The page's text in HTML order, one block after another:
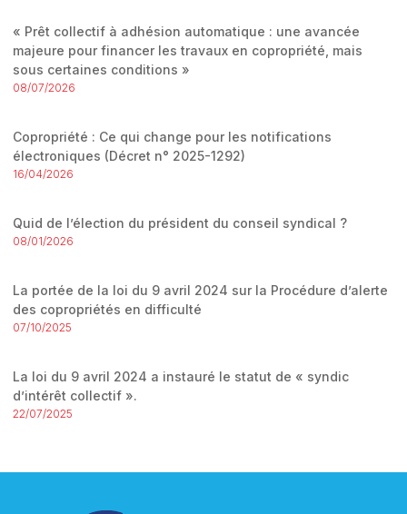
« Prêt collectif à adhésion automatique : une avancée
majeure pour financer les travaux en copropriété, mais
sous certaines conditions »
08/07/2026
Copropriété : Ce qui change pour les notifications
électroniques (Décret n° 2025-1292)
16/04/2026
Quid de l’élection du président du conseil syndical ?
08/01/2026
La portée de la loi du 9 avril 2024 sur la Procédure d’alerte
des copropriétés en difficulté
07/10/2025
La loi du 9 avril 2024 a instauré le statut de « syndic
d’intérêt collectif ».
22/07/2025